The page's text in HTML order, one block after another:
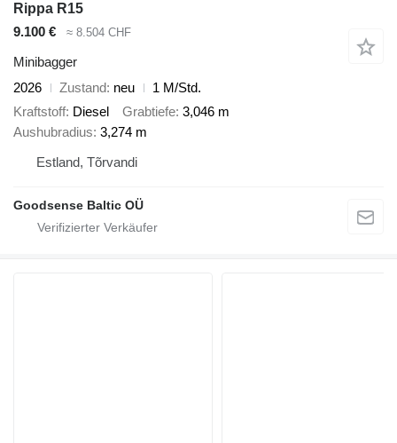
Rippa R15
9.100 €
≈ 8.504 CHF
Minibagger
2026
Zustand neu
1 M/Std.
Kraftstoff Diesel Grabtiefe 3,046 m
Aushubradius 3,274 m
Estland, Tõrvandi
Goodsense Baltic OÜ